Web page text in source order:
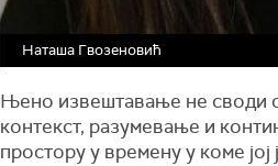
Наташа Гвозеновић
Њено извештавање не своди
контекст, разумевање и
простору у времену у коме